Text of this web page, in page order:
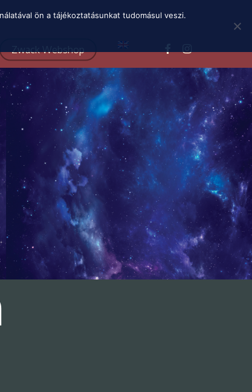
Zwack Webshop
ön a tájékoztatásunkat tudomásul veszi.